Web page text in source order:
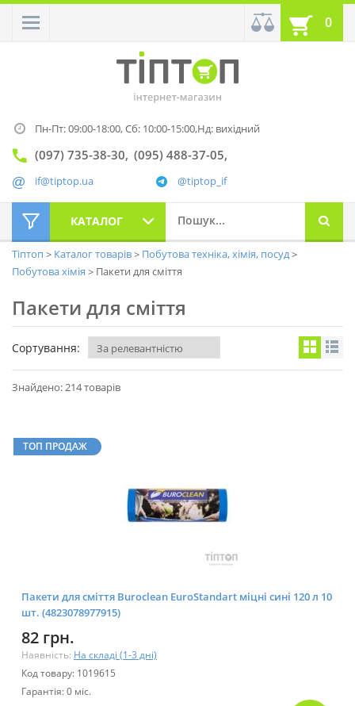
0
Пн-Пт: 09:00-18:00,Сб: 10:00-15:00,Нд: вихідний
(097) 735-38-30 (095) 488-37-05
@tiptop_if
if@tiptop.ua
КАТАЛОГ
Тіптоп Каталог товарів
Побутова техніка, хімія, посуд
Побутова хімія
Пакети для сміття
Пакети для сміття
Сортування:
Знайдено: 214 товарів
ТОП ПРОДАЖ
Пакети для сміття Buroclean EuroStandart міцні сині 120 л 10
шт. (4823078977915)
82 грн.
Наявність: На складі (1-3 дні)
Код товару: 1019615
Гарантія: 0 міс.